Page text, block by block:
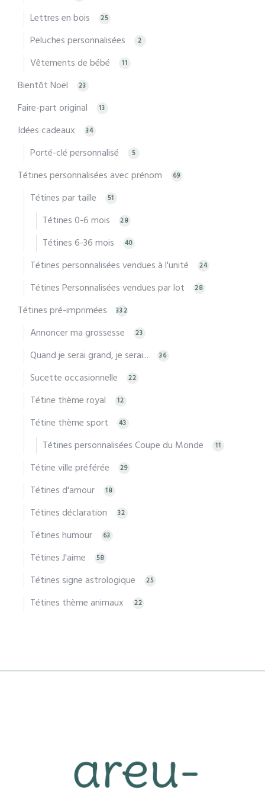
Lettres en bois 25
Peluches personnalisées 2
Vêtements de bébé 11
Bientôt Noël 23
Faire-part original 13
Idées cadeaux 34
Porté-clé personnalisé 5
Tétines personnalisées avec prénom 69
Tétines par taille 51
Tétines 0-6 mois 28
Tétines 6-36 mois 40
Tétines personnalisées vendues à l'unité 24
Tétines Personnalisées vendues par lot 28
Tétines pré-imprimées 332
Annoncer ma grossesse 23
Quand je serai grand, je serai... 36
Sucette occasionnelle 22
Tétine thème royal 12
Tétine thème sport 43
Tétines personnalisées Coupe du Monde 11
Tétine ville préférée 29
Tétines d'amour 18
Tétines déclaration 32
Tétines humour 63
Tétines J'aime 58
Tétines signe astrologique 25
Tétines thème animaux 22